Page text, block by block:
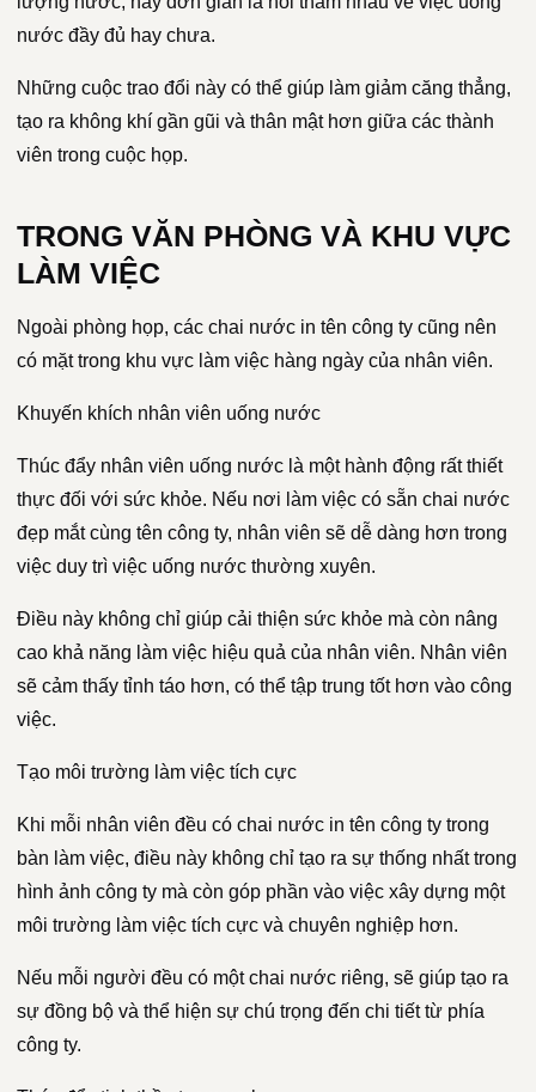
nước đầy đủ hay chưa.
Những cuộc trao đổi này có thể giúp làm giảm căng thẳng,
tạo ra không khí gần gũi và thân mật hơn giữa các thành
viên trong cuộc họp.
TRONG VĂN PHÒNG VÀ KHU VỰC
LÀM VIỆC
Ngoài phòng họp, các chai nước in tên công ty cũng nên
có mặt trong khu vực làm việc hàng ngày của nhân viên.
Khuyến khích nhân viên uống nước
Thúc đẩy nhân viên uống nước là một hành động rất thiết
thực đối với sức khỏe. Nếu nơi làm việc có sẵn chai nước
đẹp mắt cùng tên công ty, nhân viên sẽ dễ dàng hơn trong
việc duy trì việc uống nước thường xuyên.
Điều này không chỉ giúp cải thiện sức khỏe mà còn nâng
cao khả năng làm việc hiệu quả của nhân viên. Nhân viên
sẽ cảm thấy tỉnh táo hơn, có thể tập trung tốt hơn vào công
việc.
Tạo môi trường làm việc tích cực
Khi mỗi nhân viên đều có chai nước in tên công ty trong
bàn làm việc, điều này không chỉ tạo ra sự thống nhất trong
hình ảnh công ty mà còn góp phần vào việc xây dựng một
môi trường làm việc tích cực và chuyên nghiệp hơn.
Nếu mỗi người đều có một chai nước riêng, sẽ giúp tạo ra
sự đồng bộ và thể hiện sự chú trọng đến chi tiết từ phía
công ty.